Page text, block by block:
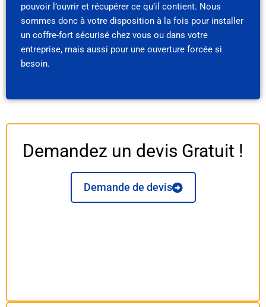
pouvoir l’ouvrir et récupérer ce qu’il contient. Nous
sommes donc à votre disposition à la fois pour installer
un coffre-fort sécurisé chez vous ou dans votre
entreprise, mais aussi pour une ouverture forcée si
besoin.
Demandez un devis Gratuit !
Demande de devis